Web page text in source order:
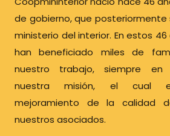
de gobierno, que
ministerio del interior. En estos
han beneficiado miles de
nuestro trabajo, siempre en
nuestra misión, el cual
mejoramiento de la calidad
nuestros asociados.